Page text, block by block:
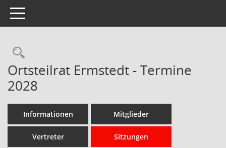
Toggle navigation
Rechercheauswahl
Ortsteilrat Ermstedt - Termine
2028
Informationen Mitglieder
Vertreter Sitzungen